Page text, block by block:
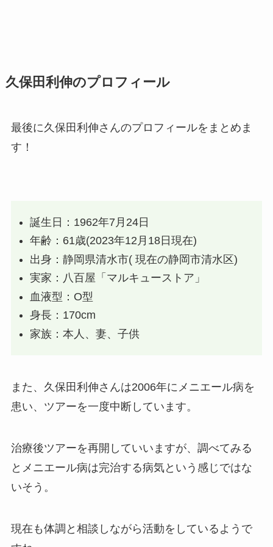
久保田利伸のプロフィール
最後に久保田利伸さんのプロフィールをまとめま
す！
誕生日：1962年7月24日
年齢：61歳(2023年12月18日現在)
出身：静岡県清水市( 現在の静岡市清水区)
実家：八百屋「マルキューストア」
血液型：O型
身長：170cm
家族：本人、妻、子供
また、久保田利伸さんは2006年にメニエール病を
患い、ツアーを一度中断しています。
治療後ツアーを再開していいますが、調べてみる
とメニエール病は完治する病気という感じではな
いそう。
現在も体調と相談しながら活動をしているようで